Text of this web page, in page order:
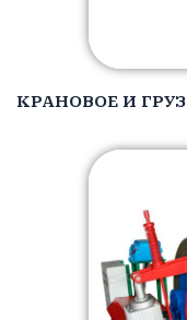
КРАНОВОЕ И